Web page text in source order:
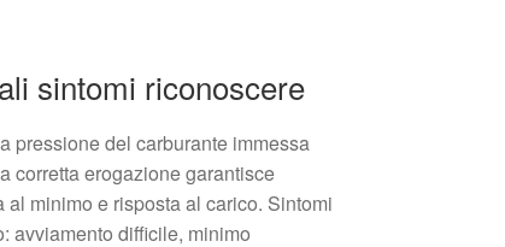
sintomi riconoscere
pressione del carburante immessa
corretta erogazione garantisce
minimo e risposta al carico. Sintomi
avviamento difficile, minimo